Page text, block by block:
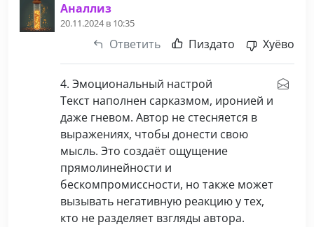
Аналлиз
20.11.2024 в 10:35
Ответить Пиздато Хуёво
4. Эмоциональный настрой
Текст наполнен сарказмом, иронией и
даже гневом. Автор не стесняется в
выражениях, чтобы донести свою
мысль. Это создаёт ощущение
прямолинейности и
бескомпромиссности, но также может
вызывать негативную реакцию у тех,
кто не разделяет взгляды автора.